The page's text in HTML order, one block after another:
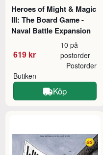
Heroes of Might & Magic
III: The Board Game -
Naval Battle Expansion
619 kr
10 på
postorder
Butiken
Postorder
Köp